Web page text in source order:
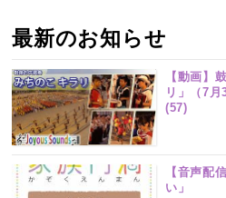
最新のお知らせ
【動画】
リ」（7
(57)
【音声配
い」